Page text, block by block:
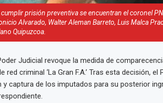
prisión preventiva se encuentran el coronel
Alvarado, Walter Aleman Barreto, Luis Malca
Quipuzcoa.
Judicial revoque la medida de
criminal ‘La Gran F.A.’ Tras esta decisión, el
captura de los imputados para su posterior